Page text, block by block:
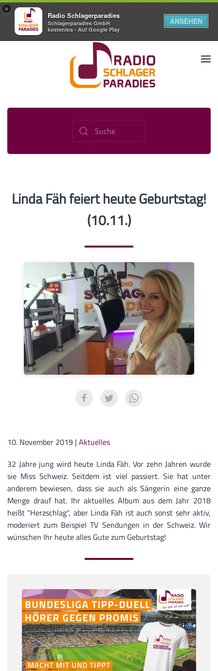
×
Radio Schlagerparadies
Schlagerparadies GmbH
kostenlos - Auf Google Play
ANSEHEN
Linda Fäh feiert heute Geburtstag!
(10.11.)
10. November 2019 | Aktuelles
32 Jahre jung wird heute Linda Fäh. Vor zehn Jahren wurde
sie Miss Schweiz. Seitdem ist viel passiert. Sie hat unter
anderem bewiesen, dass sie auch als Sängerin eine ganze
Menge drauf hat. Ihr aktuelles Album aus dem Jahr 2018
heißt "Herzschlag", aber Linda Fäh ist auch sonst sehr aktiv,
moderiert zum Beispiel TV Sendungen in der Schweiz. Wir
wünschen Ihr heute alles Gute zum Geburtstag!